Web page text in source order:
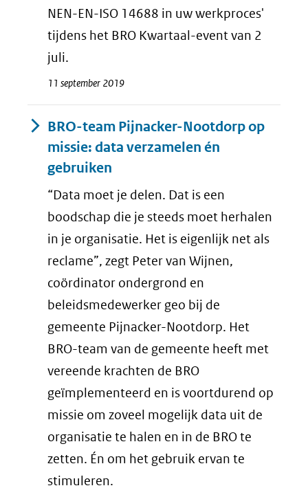
NEN-EN-ISO 14688 in uw werkproces'
tijdens het BRO Kwartaal-event van 2
juli.
11 september 2019
BRO-team Pijnacker-Nootdorp op
missie: data verzamelen én
gebruiken
“Data moet je delen. Dat is een
boodschap die je steeds moet herhalen
in je organisatie. Het is eigenlijk net als
reclame”, zegt Peter van Wijnen,
coördinator ondergrond en
beleidsmedewerker geo bij de
gemeente Pijnacker-Nootdorp. Het
BRO-team van de gemeente heeft met
vereende krachten de BRO
geïmplementeerd en is voortdurend op
missie om zoveel mogelijk data uit de
organisatie te halen en in de BRO te
zetten. Én om het gebruik ervan te
stimuleren.